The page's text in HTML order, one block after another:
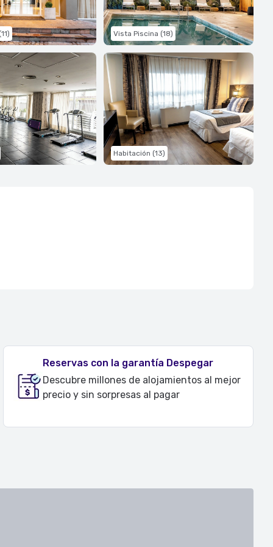
Vista Piscina (18)
Habitación (13)
Reservas con la garantía Despegar
Descubre millones de alojamientos al mejor
precio y sin sorpresas al pagar